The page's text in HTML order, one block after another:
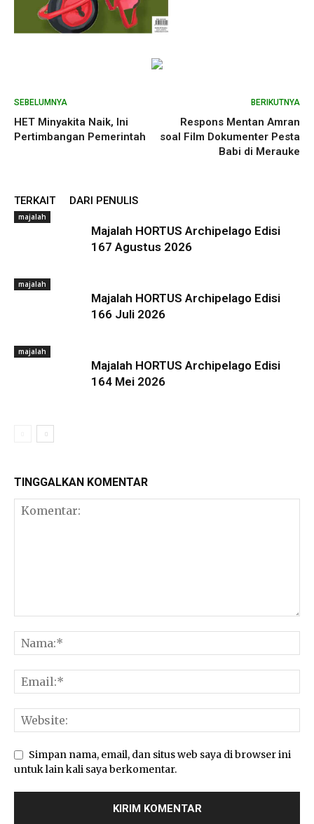
SEBELUMNYA
HET Minyakita Naik, Ini
Pertimbangan Pemerintah
BERIKUTNYA
Respons Mentan Amran
soal Film Dokumenter Pesta
Babi di Merauke
TERKAIT DARI PENULIS
majalah
Majalah HORTUS Archipelago Edisi
167 Agustus 2026
majalah
Majalah HORTUS Archipelago Edisi
166 Juli 2026
majalah
Majalah HORTUS Archipelago Edisi
164 Mei 2026
TINGGALKAN KOMENTAR
Simpan nama, email, dan situs web saya di browser ini
untuk lain kali saya berkomentar.